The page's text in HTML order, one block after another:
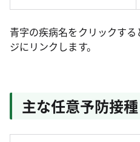
青字の疾病名をクリックす
ジにリンクします。
主な任意予防接種